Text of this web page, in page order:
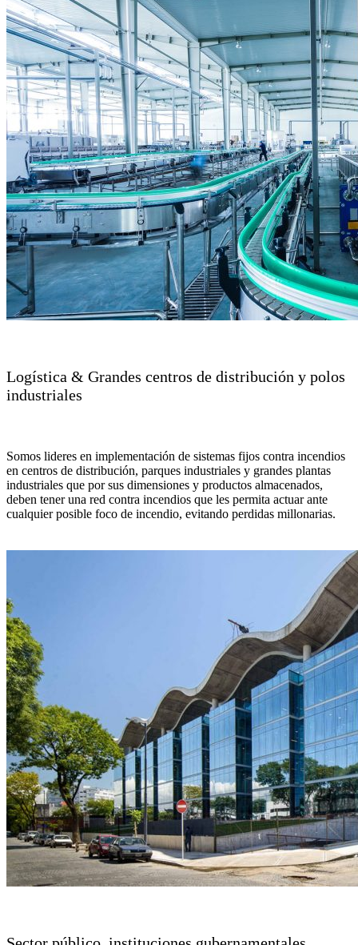
Logística & Grandes centros de distribución y polos
industriales
Somos lideres en implementación de sistemas fijos contra incendios
en centros de distribución, parques industriales y grandes plantas
industriales que por sus dimensiones y productos almacenados,
deben tener una red contra incendios que les permita actuar ante
cualquier posible foco de incendio, evitando perdidas millonarias.